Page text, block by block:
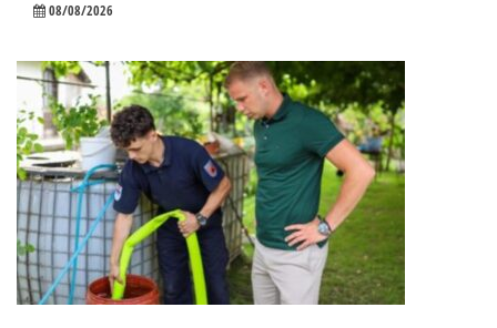
08/08/2026